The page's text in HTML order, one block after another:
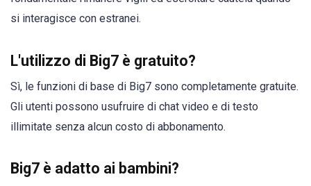
si interagisce con estranei.
L'utilizzo di Big7 è gratuito?
Sì, le funzioni di base di Big7 sono completamente gratuite.
Gli utenti possono usufruire di chat video e di testo
illimitate senza alcun costo di abbonamento.
Big7 è adatto ai bambini?